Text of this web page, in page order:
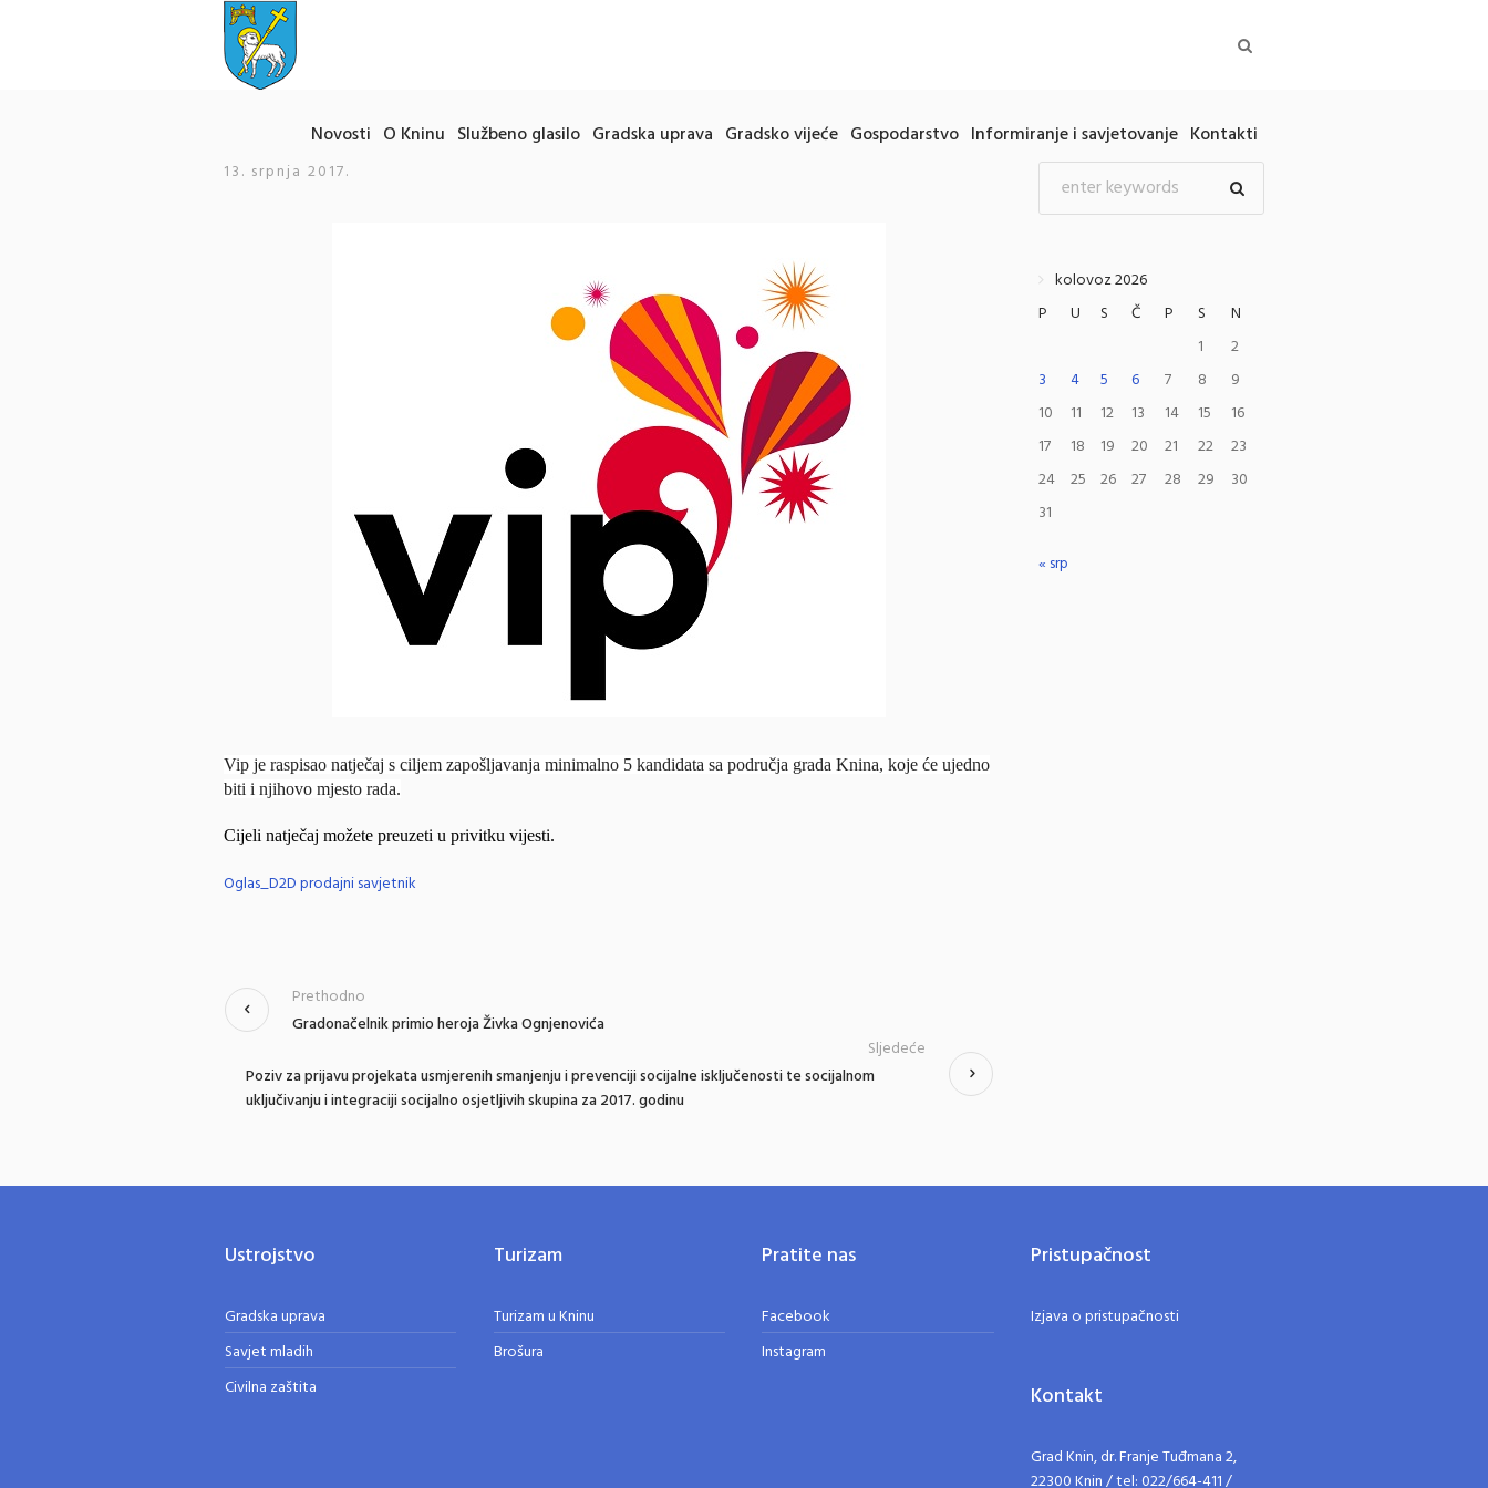
Novosti O Kninu Službeno glasilo Gradska uprava Gradsko vijeće Gospodarstvo Informiranje i savjetovanje Kontakti
13. srpnja 2017.
Vip je raspisao natječaj s ciljem zapošljavanja minimalno 5 kandidata sa područja grada Knina, koje će ujedno
biti i njihovo mjesto rada.
Cijeli natječaj možete preuzeti u privitku vijesti.
Oglas_D2D prodajni savjetnik
Gradonačelnik primio heroja Živka Ognjenovića
Prethodno
Poziv za prijavu projekata usmjerenih smanjenju i prevenciji socijalne isključenosti te socijalnom
uključivanju i integraciji socijalno osjetljivih skupina za 2017. godinu
Sljedeće
kolovoz 2026
P
U S Č P S
N
1
2
3
4 5 6 7 8
9
10
11 12 13 14 15
16
17
18 19 20 21 22
23
24
25 26 27 28 29
30
31
« srp
Ustrojstvo
Gradska uprava
Savjet mladih
Civilna zaštita
Turizam
Turizam u Kninu
Brošura
Pratite nas
Facebook
Instagram
Pristupačnost
Izjava o pristupačnosti
Kontakt
Grad Knin, dr. Franje Tuđmana 2,
22300 Knin / tel: 022/664-411 /